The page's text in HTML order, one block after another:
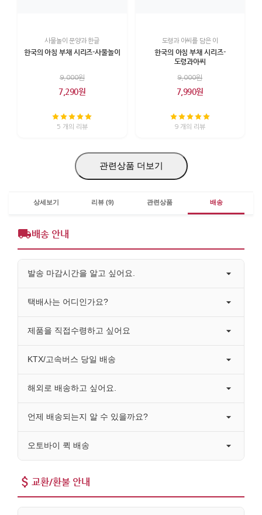
사물놀이 문양과 한글
한국의 아침 부채 시리즈-사물놀이
9,000원
7,290원
5 개의 리뷰
도령과 아씨를 담은 이
한국의 아침 부채 시리즈-
도령과아씨
9,000원
7,990원
9 개의 리뷰
관련상품 더보기
상세보기 리뷰 (9) 관련상품 배송
배송 안내
발송 마감시간을 알고 싶어요.
택배사는 어디인가요?
제품을 직접수령하고 싶어요
KTX/고속버스 당일 배송
해외로 배송하고 싶어요.
언제 배송되는지 알 수 있을까요?
오토바이 퀵 배송
교환/환불 안내